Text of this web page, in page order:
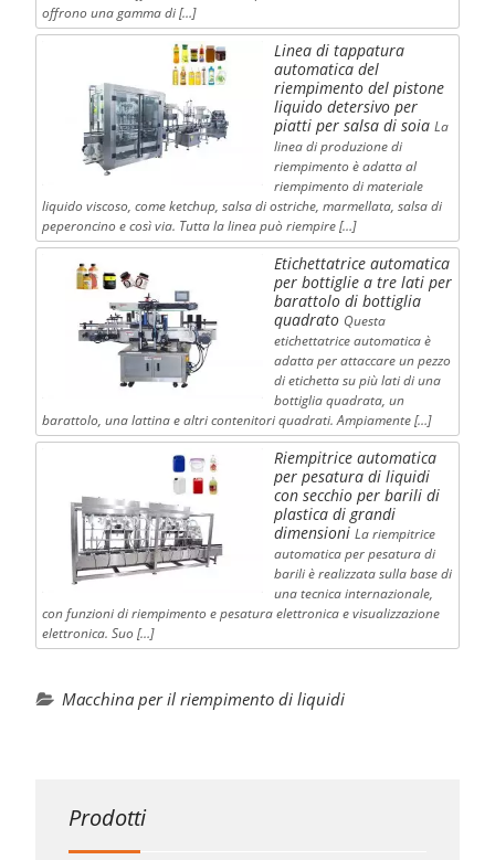
offrono una gamma di […]
Linea di tappatura
automatica del
riempimento del pistone
liquido detersivo per
piatti per salsa di soia La
linea di produzione di
riempimento è adatta al
riempimento di materiale
liquido viscoso, come ketchup, salsa di ostriche, marmellata, salsa di
peperoncino e così via. Tutta la linea può riempire […]
Etichettatrice automatica
per bottiglie a tre lati per
barattolo di bottiglia
quadrato Questa
etichettatrice automatica è
adatta per attaccare un pezzo
di etichetta su più lati di una
bottiglia quadrata, un
barattolo, una lattina e altri contenitori quadrati. Ampiamente […]
Riempitrice automatica
per pesatura di liquidi
con secchio per barili di
plastica di grandi
dimensioni La riempitrice
automatica per pesatura di
barili è realizzata sulla base di
una tecnica internazionale,
con funzioni di riempimento e pesatura elettronica e visualizzazione
elettronica. Suo […]
Macchina per il riempimento di liquidi
Prodotti